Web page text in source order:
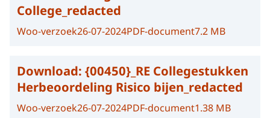
College_redacted
Woo-verzoek26-07-2024PDF-document7.2 MB
Download: {00450}_RE Collegestukken
Herbeoordeling Risico bijen_redacted
Woo-verzoek26-07-2024PDF-document1.38 MB